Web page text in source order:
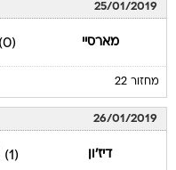
25/01/2019
מארסיי (0)
מחזור 22
26/01/2019
דיז'ון (1)